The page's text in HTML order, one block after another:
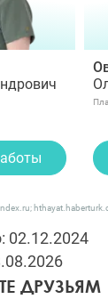
02.12.2024
ДРУЗЬЯМ